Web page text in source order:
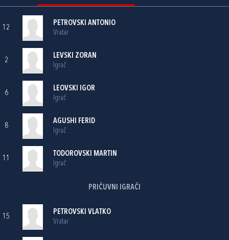
12
PETROVSKI ANTONIO
Vratar
2
LEVSKI ZORAN
Igrač
6
LEOVSKI IGOR
Igrač
8
AGUSHI FERID
Igrač
11
TODOROVSKI MARTIN
Igrač
PRIČUVNI IGRAČI
15
PETROVSKI VLATKO
Vratar